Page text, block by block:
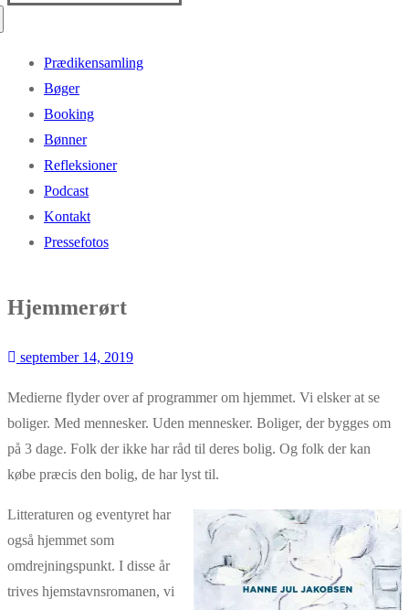
Prædikensamling
Bøger
Booking
Bønner
Refleksioner
Podcast
Kontakt
Pressefotos
Hjemmerørt
september 14, 2019
Medierne flyder over af programmer om hjemmet. Vi elsker at se
boliger. Med mennesker. Uden mennesker. Boliger, der bygges om
på 3 dage. Folk der ikke har råd til deres bolig. Og folk der kan
købe præcis den bolig, de har lyst til.
Litteraturen og eventyret har
også hjemmet som
omdrejningspunkt. I disse år
trives hjemstavnsromanen, vi